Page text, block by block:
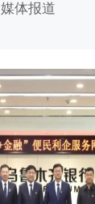
媒体报道